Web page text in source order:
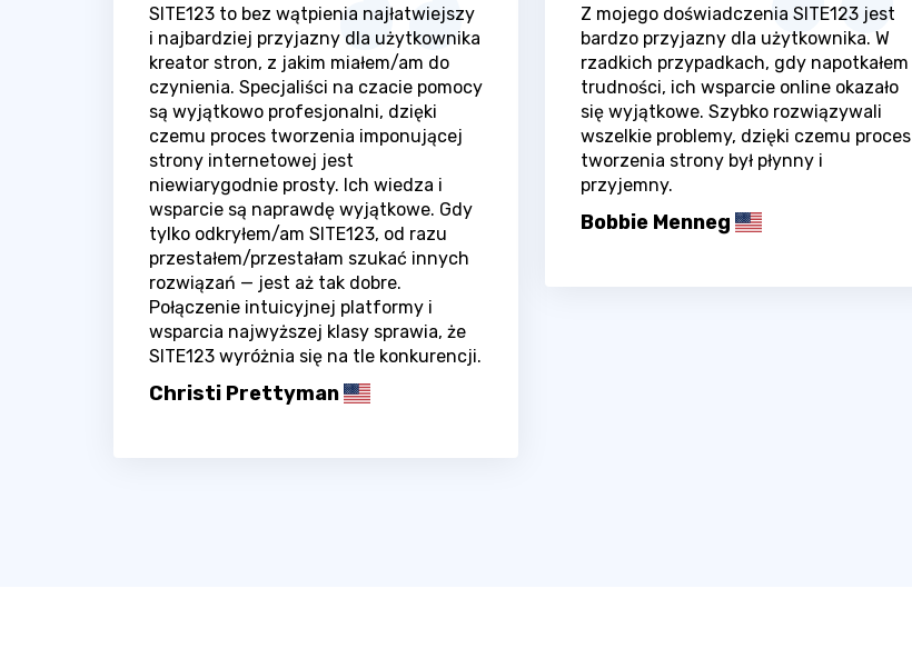
SITE123 to bez wątpienia najłatwiejszy
i najbardziej przyjazny dla użytkownika
kreator stron, z jakim miałem/am do
czynienia. Specjaliści na czacie pomocy
są wyjątkowo profesjonalni, dzięki
czemu proces tworzenia imponującej
strony internetowej jest
niewiarygodnie prosty. Ich wiedza i
wsparcie są naprawdę wyjątkowe. Gdy
tylko odkryłem/am SITE123, od razu
przestałem/przestałam szukać innych
rozwiązań — jest aż tak dobre.
Połączenie intuicyjnej platformy i
wsparcia najwyższej klasy sprawia, że
SITE123 wyróżnia się na tle konkurencji.
Christi Prettyman
Z mojego doświadczenia SITE123 jest
bardzo przyjazny dla użytkownika. W
rzadkich przypadkach, gdy napotkałem
trudności, ich wsparcie online okazało
się wyjątkowe. Szybko rozwiązywali
wszelkie problemy, dzięki czemu proces
tworzenia strony był płynny i
przyjemny.
Bobbie Menneg